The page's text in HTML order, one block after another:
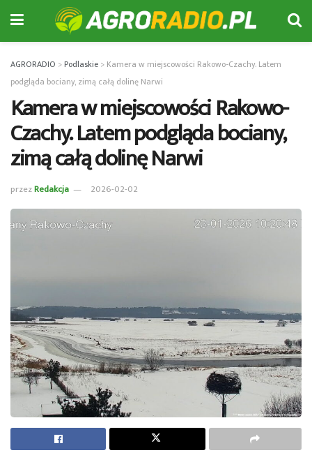
AGRORADIO >Podlaskie > Kamera w miejscowości Rakowo-Czachy. Latem
podgląda bociany, zimą całą dolinę Narwi
Kamera w miejscowości Rakowo-
Czachy. Latem podgląda bociany,
zimą całą dolinę Narwi
przezRedakcja 2026-02-02